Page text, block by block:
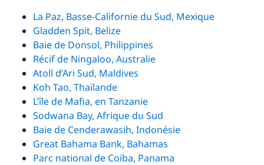
La Paz, Basse-Californie du Sud, Mexique
Gladden Spit, Belize
Baie de Donsol, Philippines
Récif de Ningaloo, Australie
Atoll d’Ari Sud, Maldives
Koh Tao, Thaïlande
L’île de Mafia, en Tanzanie
Sodwana Bay, Afrique du Sud
Baie de Cenderawasih, Indonésie
Great Bahama Bank, Bahamas
Parc national de Coiba, Panama